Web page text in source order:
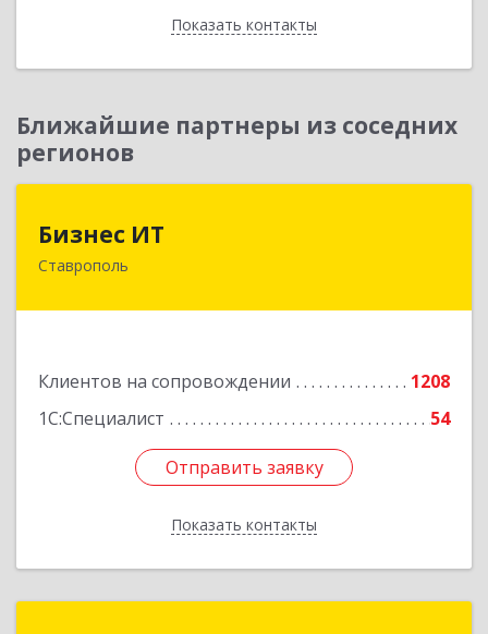
Показать контакты
Назад
Ближайшие партнеры из соседних
регионов
Бизнес ИТ
Ставрополь
Клиентов на сопровождении
1208
1С:Специалист
54
Отправить заявку
Показать контакты
355035, Ставропольский край, Ставрополь г, 1
Отправить заявку
Назад